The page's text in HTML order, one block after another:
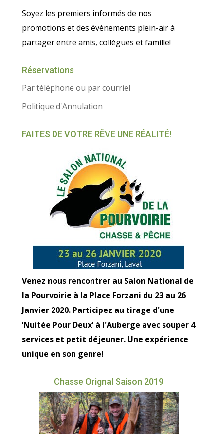
Soyez les premiers informés de nos
promotions et des événements plein-air à
partager entre amis, collègues et famille!
Réservations
Par téléphone ou par courriel
Politique d'Annulation
FAITES DE VOTRE RÊVE UNE RÉALITÉ!
Venez nous rencontrer au Salon National de
la Pourvoirie à la Place Forzani du 23 au 26
Janvier 2020. Participez au tirage d'une
‘Nuitée Pour Deux’ à l'Auberge avec souper 4
services et petit déjeuner. Une expérience
unique en son genre!
Chasse Orignal Saison 2019